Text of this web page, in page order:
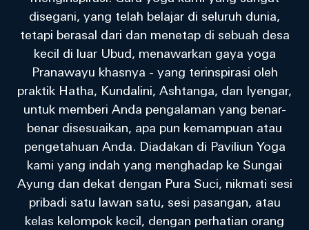
disegani, yang telah belajar di seluruh dunia,
tetapi berasal dari dan menetap di sebuah desa
kecil di luar Ubud, menawarkan gaya yoga
Pranawayu khasnya - yang terinspirasi oleh
praktik Hatha, Kundalini, Ashtanga, dan Iyengar,
untuk memberi Anda pengalaman yang benar-
benar disesuaikan, apa pun kemampuan atau
pengetahuan Anda. Diadakan di Paviliun Yoga
kami yang indah yang menghadap ke Sungai
Ayung dan dekat dengan Pura Suci, nikmati sesi
pribadi satu lawan satu, sesi pasangan, atau
kelas kelompok kecil, dengan perhatian orang